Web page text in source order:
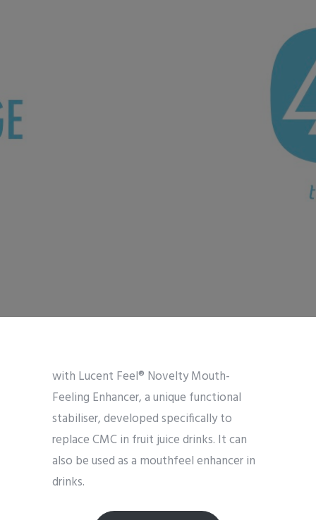
with Lucent Feel® Novelty Mouth-
Feeling Enhancer, a unique functional
stabiliser, developed specifically to
replace CMC in fruit juice drinks. It can
also be used as a mouthfeel enhancer in
drinks.